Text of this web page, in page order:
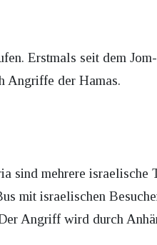
Erstmals seit dem
Angriffe der Hamas.
sind mehrere israelische
mit israelischen
Angriff wird durch